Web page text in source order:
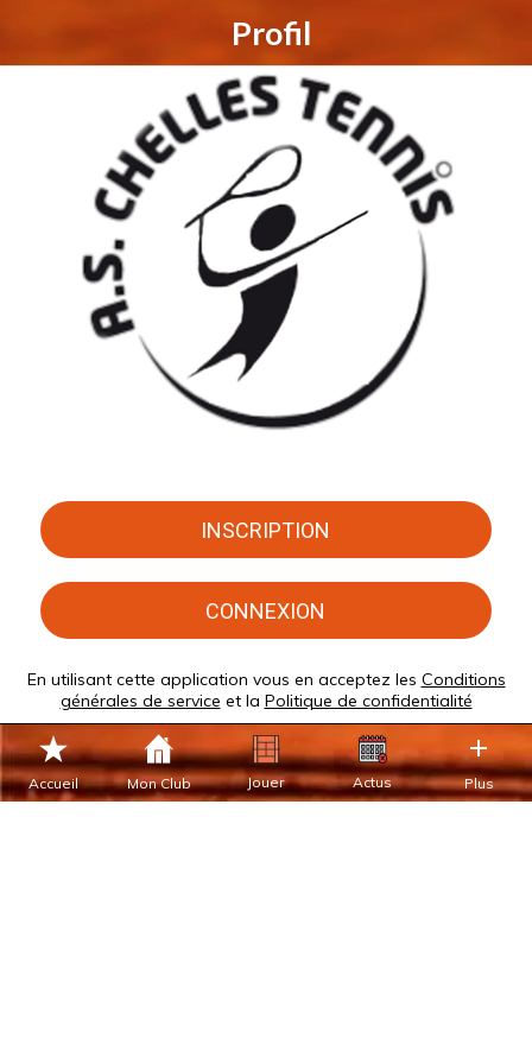
Profil
INSCRIPTION
CONNEXION
En utilisant cette application vous en acceptez les Conditions
générales de service et la Politique de confidentialité
Accueil Mon Club Jouer Actus Plus